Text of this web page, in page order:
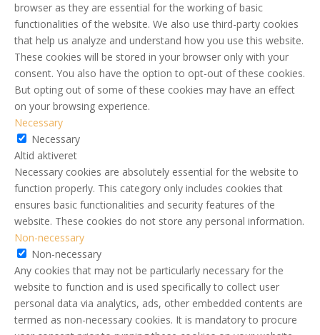
browser as they are essential for the working of basic
functionalities of the website. We also use third-party cookies
that help us analyze and understand how you use this website.
These cookies will be stored in your browser only with your
consent. You also have the option to opt-out of these cookies.
But opting out of some of these cookies may have an effect
on your browsing experience.
Necessary
Necessary
Altid aktiveret
Necessary cookies are absolutely essential for the website to
function properly. This category only includes cookies that
ensures basic functionalities and security features of the
website. These cookies do not store any personal information.
Non-necessary
Non-necessary
Any cookies that may not be particularly necessary for the
website to function and is used specifically to collect user
personal data via analytics, ads, other embedded contents are
termed as non-necessary cookies. It is mandatory to procure